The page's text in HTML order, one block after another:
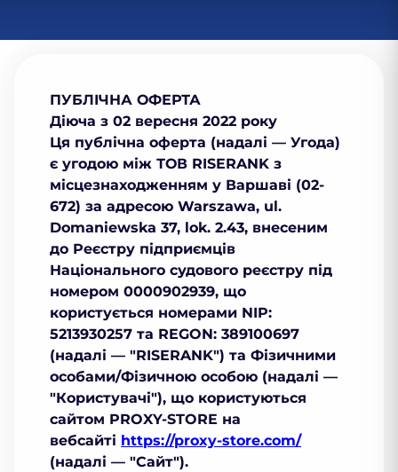
ПУБЛІЧНА ОФЕРТА
Діюча з 02 вересня 2022 року
Ця публічна оферта (надалі — Угода)
є угодою між ТОВ RISERANK з
місцезнаходженням у Варшаві (02-
672) за адресою Warszawa, ul.
Domaniewska 37, lok. 2.43, внесеним
до Реєстру підприємців
Національного судового реєстру під
номером 0000902939, що
користується номерами NIP:
5213930257 та REGON: 389100697
(надалі — "RISERANK") та Фізичними
особами/Фізичною особою (надалі —
"Користувачі"), що користуються
сайтом PROXY-STORE на
вебсайті https://proxy-store.com/
(надалі — "Сайт").